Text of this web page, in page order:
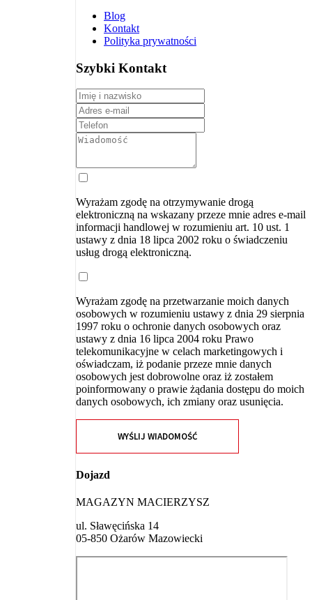
Blog
Kontakt
Polityka prywatności
Szybki Kontakt
Wyrażam zgodę na otrzymywanie drogą
elektroniczną na wskazany przeze mnie adres e-mail
informacji handlowej w rozumieniu art. 10 ust. 1
ustawy z dnia 18 lipca 2002 roku o świadczeniu
usług drogą elektroniczną.
Wyrażam zgodę na przetwarzanie moich danych
osobowych w rozumieniu ustawy z dnia 29 sierpnia
1997 roku o ochronie danych osobowych oraz
ustawy z dnia 16 lipca 2004 roku Prawo
telekomunikacyjne w celach marketingowych i
oświadczam, iż podanie przeze mnie danych
osobowych jest dobrowolne oraz iż zostałem
poinformowany o prawie żądania dostępu do moich
danych osobowych, ich zmiany oraz usunięcia.
WYŚLIJ WIADOMOŚĆ
Dojazd
MAGAZYN MACIERZYSZ
ul. Sławęcińska 14
05-850 Ożarów Mazowiecki